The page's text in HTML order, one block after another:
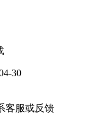
30
客服或反馈